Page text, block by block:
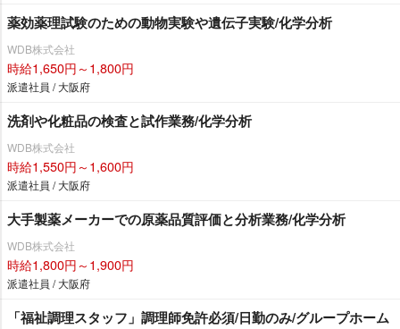
薬効薬理試験のための動物実験や遺伝子実験/化学分析
WDB株式会社
時給1,650円～1,800円
派遣社員 / 大阪府
洗剤や化粧品の検査と試作業務/化学分析
WDB株式会社
時給1,550円～1,600円
派遣社員 / 大阪府
大手製薬メーカーでの原薬品質評価と分析業務/化学分析
WDB株式会社
時給1,800円～1,900円
派遣社員 / 大阪府
「福祉調理スタッフ」調理師免許必須/日勤のみ/グループホーム